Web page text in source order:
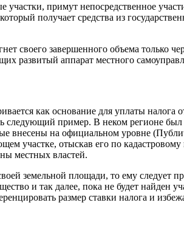
примут непосредственное
получает средства из
своего завершенного объема только
развитый аппарат местного
как основание для уплаты
пример. В неком регионе был
внесены на официальном уровне
участке, отыскав его по кадастровому
местных властей.
земельной площади, то ему следует
и так далее, пока не будет найден
размер ставки налога и